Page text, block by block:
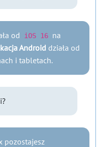
od iOS 16 na
Android działa od
i tabletach.
pozostajesz